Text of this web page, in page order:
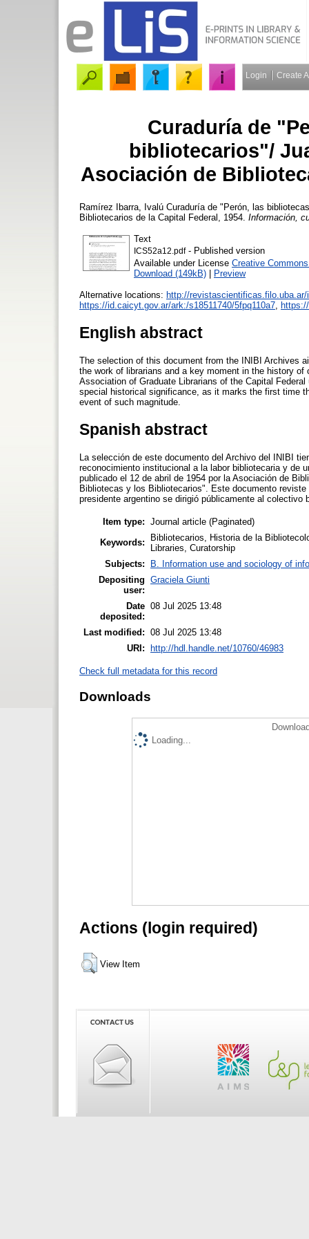
Login Create
Curaduría de
bibliotecarios"/
Asociación de
Ramírez Ibarra, Ivalú Curaduría de "Perón, las
Bibliotecarios de la Capital Federal, 1954. Información,
Text
ICS52a12.pdf- Published version
Available under License Creative
Download (149kB) | Preview
Alternative locations: http://
https://id.caicyt.gov.ar/ark:/s18511740/5fpq110a7
English abstract
The selection of this document from the INIBI Archives
the work of librarians and a key moment in the history
Association of Graduate Librarians of the Capital
special historical significance, as it marks the first time
event of such magnitude.
Spanish abstract
La selección de este documento del Archivo del INIBI
reconocimiento institucional a la labor bibliotecaria y de
publicado el 12 de abril de 1954 por la Asociación de
Bibliotecas y los Bibliotecarios". Este documento
presidente argentino se dirigió públicamente al colectivo
Item type: Journal article (Paginated)
Keywords:
Bibliotecarios, Historia de la
Libraries, Curatorship
Subjects:
B. Information use and sociology of
Depositing
user:
Graciela Giunti
Date
deposited:
08 Jul 2025 13:48
Last modified: 08 Jul 2025 13:48
URI:
http://hdl.handle.net/10760/46983
Check full metadata for this record
Downloads
Loading...
Actions (login required)
View Item